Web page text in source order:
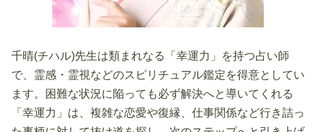
千晴(チハル)先生は類まれなる「幸運力」を持つ占い師
で、霊感・霊視などのスピリチュアル鑑定を得意としてい
ます。困難な状況に陥っても必ず解決へと導いてくれる
「幸運力」は、複雑な恋愛や復縁、仕事関係など行き詰っ